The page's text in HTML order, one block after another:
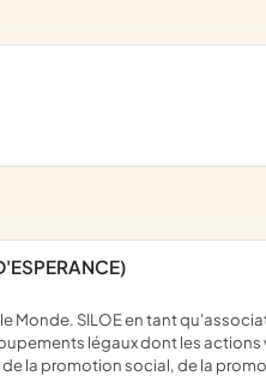
légaux dont les
la promotion social, de la